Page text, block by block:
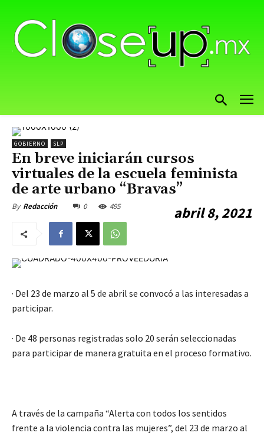
GOBIERNO SLP
En breve iniciarán cursos
virtuales de la escuela feminista
de arte urbano “Bravas”
By Redacción abril 8, 2021
0 495
· Del 23 de marzo al 5 de abril se convocó a las interesadas a
participar.
· De 48 personas registradas solo 20 serán seleccionadas
para participar de manera gratuita en el proceso formativo.
A través de la campaña “Alerta con todos los sentidos
frente a la violencia contra las mujeres”, del 23 de marzo al